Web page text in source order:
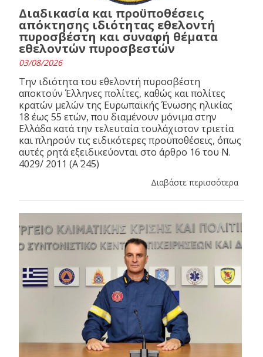
Διαδικασία και προϋποθέσεις
απόκτησης ιδιότητας εθελοντή
πυροσβέστη και συναφή θέματα
εθελοντών πυροσβεστών
03/08/2026
Την ιδιότητα του εθελοντή πυροσβέστη
αποκτούν Έλληνες πολίτες, καθώς και πολίτες
κρατών μελών της Ευρωπαϊκής Ένωσης ηλικίας
18 έως 55 ετών, που διαμένουν μόνιμα στην
Ελλάδα κατά την τελευταία τουλάχιστον τριετία
και πληρούν τις ειδικότερες προϋποθέσεις, όπως
αυτές ρητά εξειδικεύονται στο άρθρο 16 του N.
4029/ 2011 (Α΄ 245)
Διαβάστε περισσότερα